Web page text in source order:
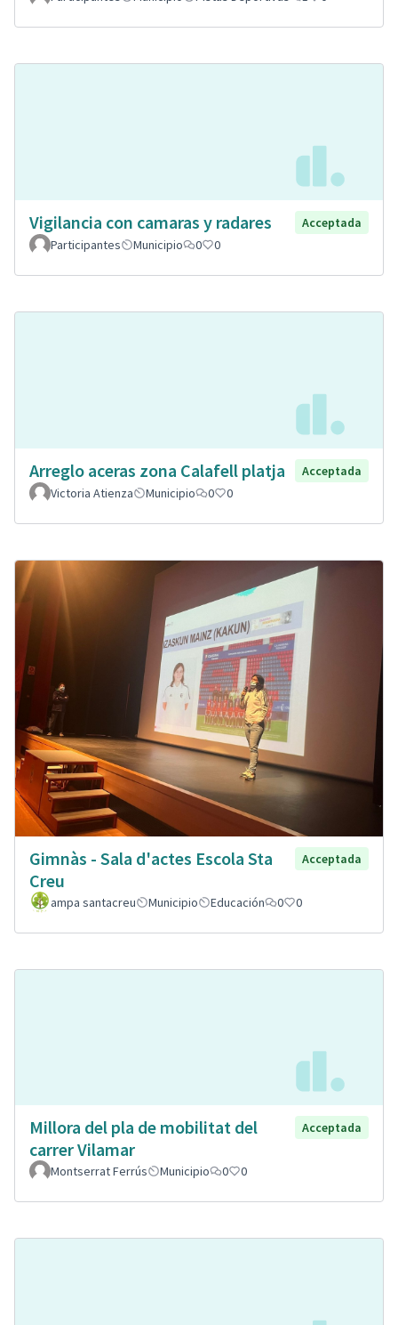
Vigilancia con camaras y radares
Acceptada
Participantes
Municipio 0 0
Arreglo aceras zona Calafell platja
Acceptada
Victoria Atienza
Municipio 0 0
Gimnàs - Sala d'actes Escola Sta
Creu
Acceptada
ampa santacreu Municipio Educación 0 0
Millora del pla de mobilitat del
carrer Vilamar
Acceptada
Montserrat Ferrús Municipio 0 0